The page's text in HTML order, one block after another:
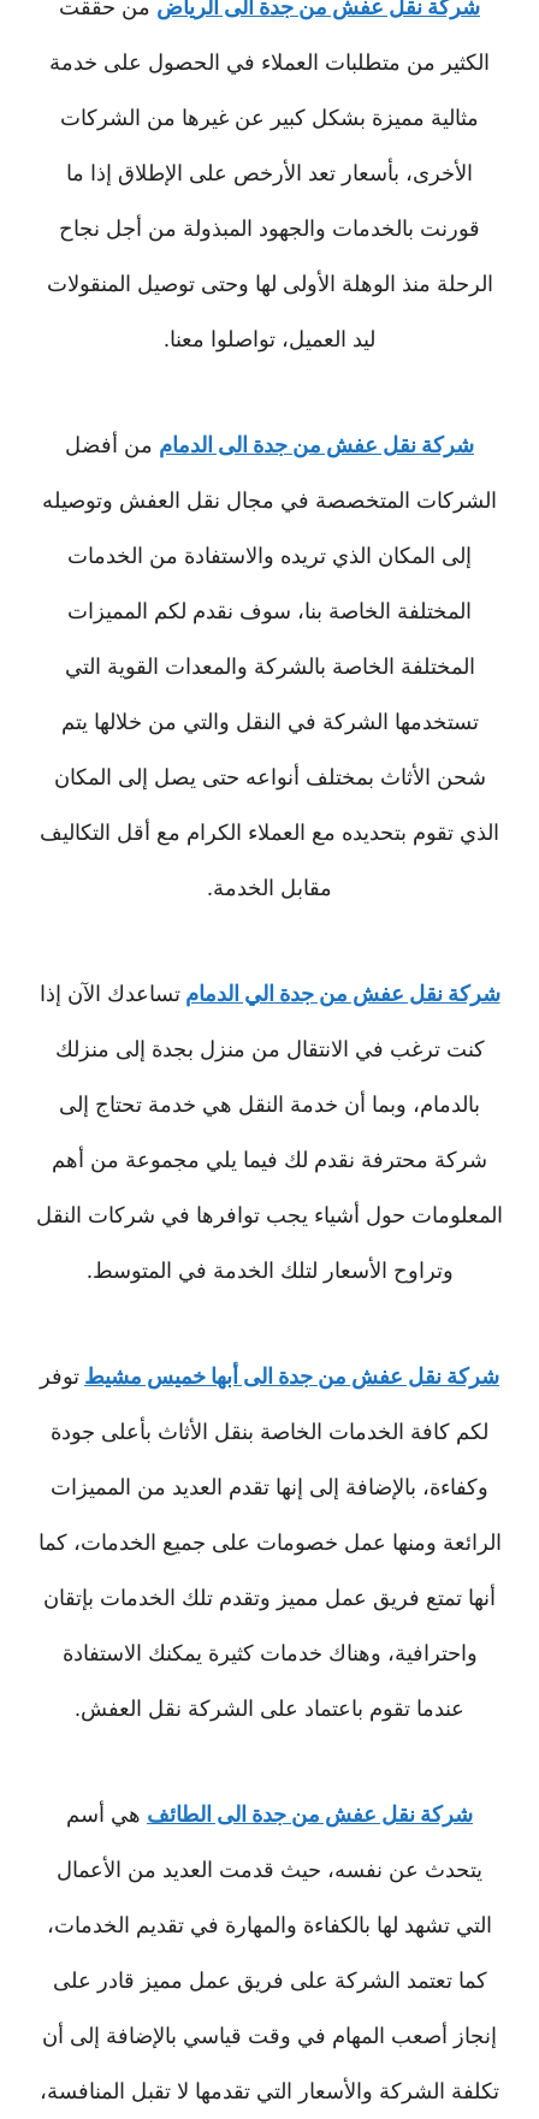
شركة نقل عفش من جدة الى الرياض من حققت
الكثير من متطلبات العملاء في الحصول على خدمة
مثالية مميزة بشكل كبير عن غيرها من الشركات
الأخرى، بأسعار تعد الأرخص على الإطلاق إذا ما
قورنت بالخدمات والجهود المبذولة من أجل نجاح
الرحلة منذ الوهلة الأولى لها وحتى توصيل المنقولات
ليد العميل، تواصلوا معنا.
شركة نقل عفش من جدة الى الدمام من أفضل
الشركات المتخصصة في مجال نقل العفش وتوصيله
إلى المكان الذي تريده والاستفادة من الخدمات
المختلفة الخاصة بنا، سوف نقدم لكم المميزات
المختلفة الخاصة بالشركة والمعدات القوية التي
تستخدمها الشركة في النقل والتي من خلالها يتم
شحن الأثاث بمختلف أنواعه حتى يصل إلى المكان
الذي تقوم بتحديده مع العملاء الكرام مع أقل التكاليف
مقابل الخدمة.
شركة نقل عفش من جدة الي الدمام تساعدك الآن إذا
كنت ترغب في الانتقال من منزل بجدة إلى منزلك
بالدمام، وبما أن خدمة النقل هي خدمة تحتاج إلى
شركة محترفة نقدم لك فيما يلي مجموعة من أهم
المعلومات حول أشياء يجب توافرها في شركات النقل
وتراوح الأسعار لتلك الخدمة في المتوسط.
شركة نقل عفش من جدة الى أبها خميس مشيط توفر
لكم كافة الخدمات الخاصة بنقل الأثاث بأعلى جودة
وكفاءة، بالإضافة إلى إنها تقدم العديد من المميزات
الرائعة ومنها عمل خصومات على جميع الخدمات، كما
أنها تمتع فريق عمل مميز وتقدم تلك الخدمات بإتقان
واحترافية، وهناك خدمات كثيرة يمكنك الاستفادة
عندما تقوم باعتماد على الشركة نقل العفش.
شركة نقل عفش من جدة الى الطائف هي أسم
يتحدث عن نفسه، حيث قدمت العديد من الأعمال
التي تشهد لها بالكفاءة والمهارة في تقديم الخدمات،
كما تعتمد الشركة على فريق عمل مميز قادر على
إنجاز أصعب المهام في وقت قياسي بالإضافة إلى أن
تكلفة الشركة والأسعار التي تقدمها لا تقبل المنافسة،